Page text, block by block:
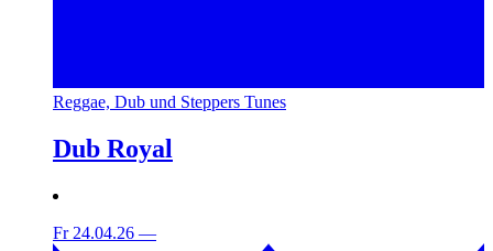
Reggae, Dub und Steppers Tunes
Dub Royal
Fr 24.04.26 —